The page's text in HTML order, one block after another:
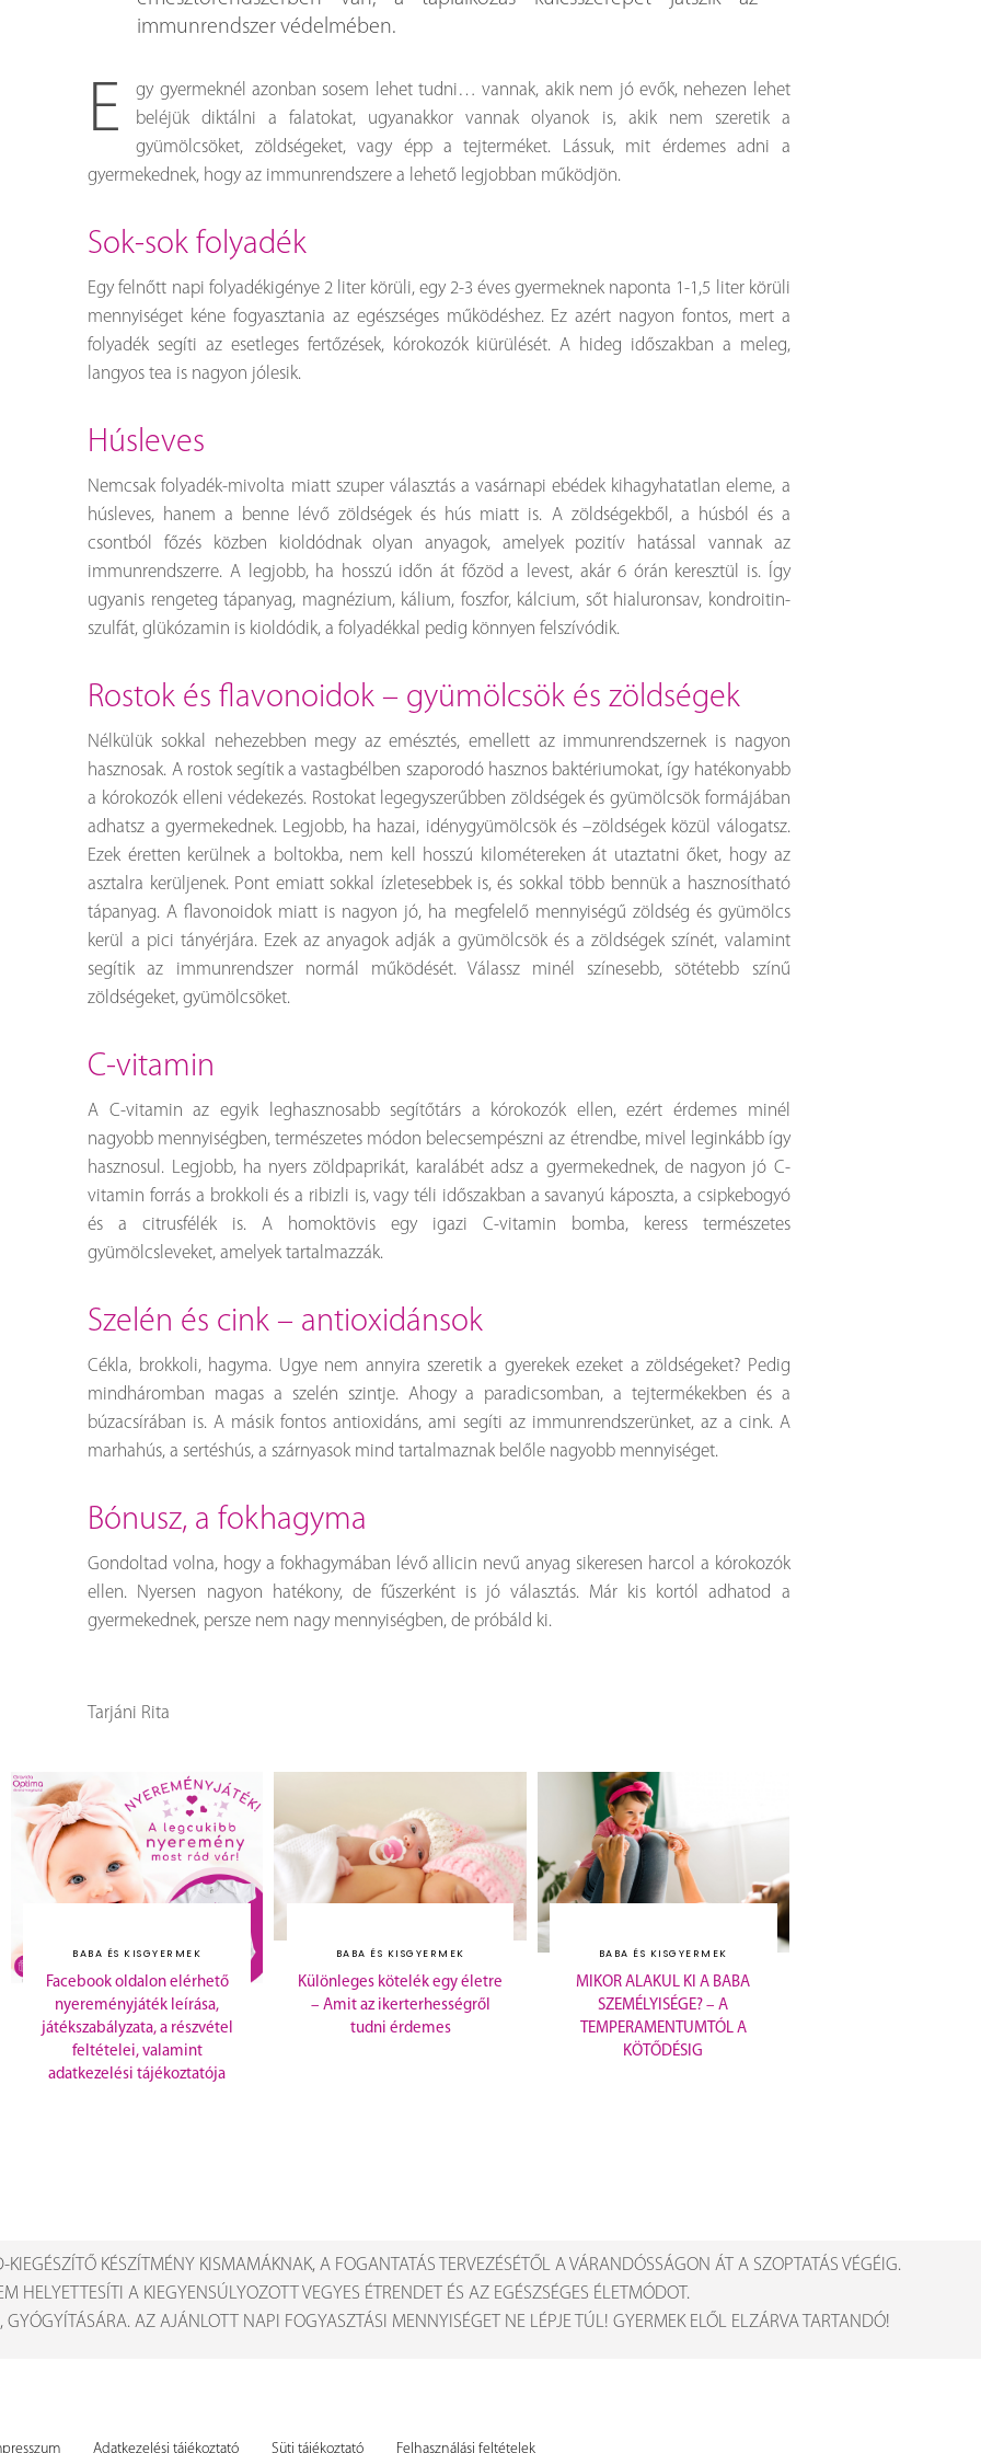
immunrendszer védelmében.
E
gy gyermeknél azonban sosem lehet tudni… vannak, akik nem jó evők, nehezen lehet
beléjük diktálni a falatokat, ugyanakkor vannak olyanok is, akik nem szeretik a
gyümölcsöket, zöldségeket, vagy épp a tejterméket. Lássuk, mit érdemes adni a
gyermekednek, hogy az immunrendszere a lehető legjobban működjön.
sok-sok folyadék
Egy felnőtt napi folyadékigénye 2 liter körüli, egy 2-3 éves gyermeknek naponta 1-1,5 liter körüli
mennyiséget kéne fogyasztania az egészséges működéshez. Ez azért nagyon fontos, mert a
folyadék segíti az esetleges fertőzések, kórokozók kiürülését. A hideg időszakban a meleg,
langyos tea is nagyon jólesik.
húsleves
Nemcsak folyadék-mivolta miatt szuper választás a vasárnapi ebédek kihagyhatatlan eleme, a
húsleves, hanem a benne lévő zöldségek és hús miatt is. A zöldségekből, a húsból és a
csontból főzés közben kioldódnak olyan anyagok, amelyek pozitív hatással vannak az
immunrendszerre. A legjobb, ha hosszú időn át főzöd a levest, akár 6 órán keresztül is. Így
ugyanis rengeteg tápanyag, magnézium, kálium, foszfor, kálcium, sőt hialuronsav, kondroitin-
szulfát, glükózamin is kioldódik, a folyadékkal pedig könnyen felszívódik.
rostok és flavonoidok – gyümölcsök és zöldségek
Nélkülük sokkal nehezebben megy az emésztés, emellett az immunrendszernek is nagyon
hasznosak. A rostok segítik a vastagbélben szaporodó hasznos baktériumokat, így hatékonyabb
a kórokozók elleni védekezés. Rostokat legegyszerűbben zöldségek és gyümölcsök formájában
adhatsz a gyermekednek. Legjobb, ha hazai, idénygyümölcsök és –zöldségek közül válogatsz.
Ezek éretten kerülnek a boltokba, nem kell hosszú kilométereken át utaztatni őket, hogy az
asztalra kerüljenek. Pont emiatt sokkal ízletesebbek is, és sokkal több bennük a hasznosítható
tápanyag. A flavonoidok miatt is nagyon jó, ha megfelelő mennyiségű zöldség és gyümölcs
kerül a pici tányérjára. Ezek az anyagok adják a gyümölcsök és a zöldségek színét, valamint
segítik az immunrendszer normál működését. Válassz minél színesebb, sötétebb színű
zöldségeket, gyümölcsöket.
c-vitamin
A C-vitamin az egyik leghasznosabb segítőtárs a kórokozók ellen, ezért érdemes minél
nagyobb mennyiségben, természetes módon belecsempészni az étrendbe, mivel leginkább így
hasznosul. Legjobb, ha nyers zöldpaprikát, karalábét adsz a gyermekednek, de nagyon jó C-
vitamin forrás a brokkoli és a ribizli is, vagy téli időszakban a savanyú káposzta, a csipkebogyó
és a citrusfélék is. A homoktövis egy igazi C-vitamin bomba, keress természetes
gyümölcsleveket, amelyek tartalmazzák.
szelén és cink – antioxidánsok
Cékla, brokkoli, hagyma. Ugye nem annyira szeretik a gyerekek ezeket a zöldségeket? Pedig
mindháromban magas a szelén szintje. Ahogy a paradicsomban, a tejtermékekben és a
búzacsírában is. A másik fontos antioxidáns, ami segíti az immunrendszerünket, az a cink. A
marhahús, a sertéshús, a szárnyasok mind tartalmaznak belőle nagyobb mennyiséget.
bónusz, a fokhagyma
Gondoltad volna, hogy a fokhagymában lévő allicin nevű anyag sikeresen harcol a kórokozók
ellen. Nyersen nagyon hatékony, de fűszerként is jó választás. Már kis kortól adhatod a
gyermekednek, persze nem nagy mennyiségben, de próbáld ki.
Tarjáni Rita
BABA ÉS KISGYERMEK
Facebook oldalon elérhető
nyereményjáték leírása,
játékszabályzata, a részvétel
feltételei, valamint
adatkezelési tájékoztatója
BABA ÉS KISGYERMEK
Különleges kötelék egy életre
– Amit az ikerterhességről
tudni érdemes
BABA ÉS KISGYERMEK
MIKOR ALAKUL KI A BABA
SZEMÉLYISÉGE? – A
TEMPERAMENTUMTÓL A
KÖTŐDÉSIG
KÉSZÍTMÉNY KISMAMÁKNAK, A FOGANTATÁS TERVEZÉSÉTŐL A VÁRANDÓSSÁGON ÁT A SZOPTATÁS VÉGÉIG.
HELYETTESÍTI A KIEGYENSÚLYOZOTT VEGYES ÉTRENDET ÉS AZ EGÉSZSÉGES ÉLETMÓDOT.
GYÓGYÍTÁSÁRA. AZ AJÁNLOTT NAPI FOGYASZTÁSI MENNYISÉGET NE LÉPJE TÚL! GYERMEK ELŐL ELZÁRVA TARTANDÓ!
Adatkezelési tájékoztató Süti tájékoztató Felhasználási feltételek